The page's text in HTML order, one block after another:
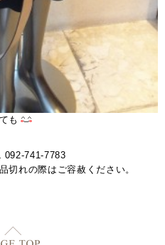
も
092-741-7783
切れの際はご容赦ください。